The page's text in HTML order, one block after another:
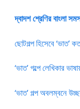
দ্বাদশ শ্রেণির বাংলা
ছোটগল্প হিসেবে ‘ভাত’
‘ভাত’ গল্পে লেখিকার
‘ভাত’ গল্প অবলম্বনে